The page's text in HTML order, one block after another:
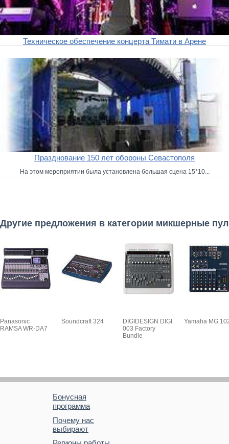
Техническое обеспечение концерта Тимати в Арене
Празднование 150 лет обороны Севастополя
На этом мероприятии была установлена большая сцена 15*10...
Другие предложения в категории микшерные
Panasonic
RAMSA WR-DA7
Soundcraft 324
DIGIDESIGN DIGI
003 Factory
Bundle
Yamaha MG
Бонусная
программа
Почему нас
выбирают